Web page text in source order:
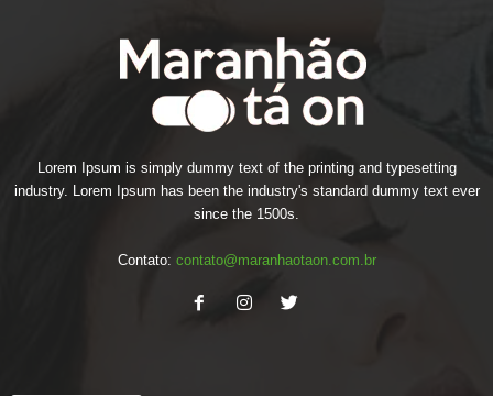
Lorem Ipsum is simply dummy text of the printing and typesetting
industry. Lorem Ipsum has been the industry's standard dummy text ever
since the 1500s.
Contato: contato@maranhaotaon.com.br